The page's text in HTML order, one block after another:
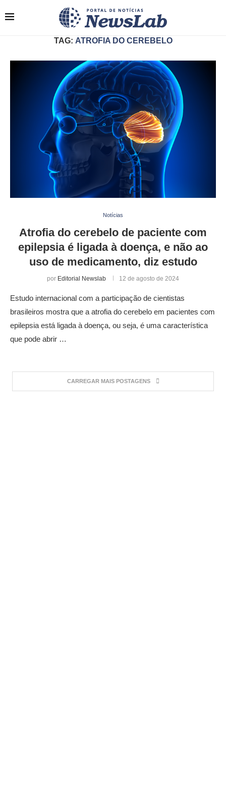
TAG: ATROFIA DO CEREBELO
Notícias
Atrofia do cerebelo de paciente com
epilepsia é ligada à doença, e não ao
uso de medicamento, diz estudo
por Editorial Newslab 12 de agosto de 2024
Estudo internacional com a participação de cientistas
brasileiros mostra que a atrofia do cerebelo em pacientes com
epilepsia está ligada à doença, ou seja, é uma característica
que pode abrir …
CARREGAR MAIS POSTAGENS